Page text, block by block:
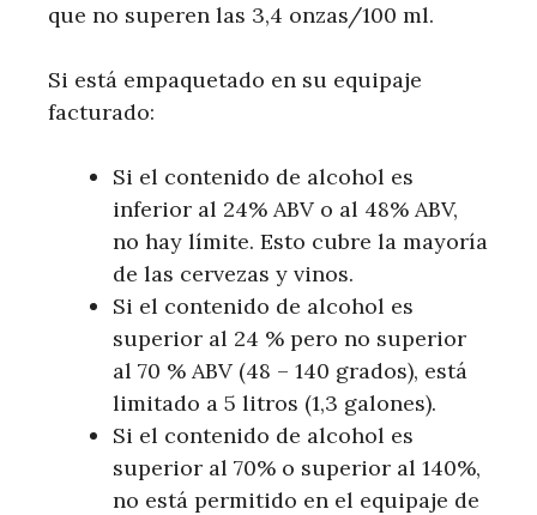
que no superen las 3,4 onzas/100 ml.
Si está empaquetado en su equipaje
facturado:
Si el contenido de alcohol es
inferior al 24% ABV o al 48% ABV,
no hay límite. Esto cubre la mayoría
de las cervezas y vinos.
Si el contenido de alcohol es
superior al 24 % pero no superior
al 70 % ABV (48 – 140 grados), está
limitado a 5 litros (1,3 galones).
Si el contenido de alcohol es
superior al 70% o superior al 140%,
no está permitido en el equipaje de